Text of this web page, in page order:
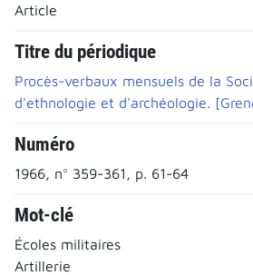
Article
Titre du périodique
Procès-verbaux mensuels de la
d'ethnologie et d'archéologie.
Numéro
1966, n° 359-361, p. 61-64
Mot-clé
Écoles militaires
Artillerie